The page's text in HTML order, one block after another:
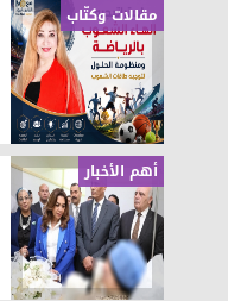
مقالات وكتّاب
أهم الأخبار